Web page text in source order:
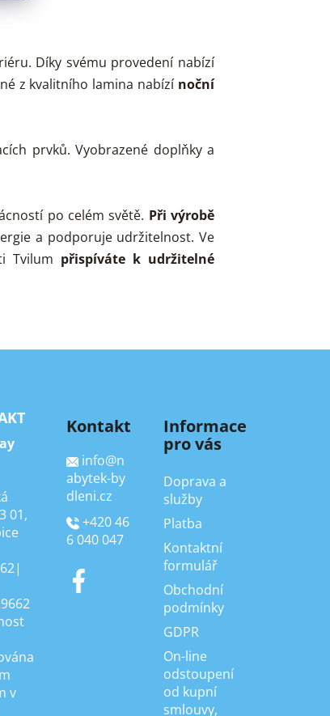
Díky svému provedení nabízí
z kvalitního lamina nabízí noční
prvků. Vyobrazené doplňky a
po celém světě. Při výrobě
a podporuje udržitelnost. Ve
Tvilum přispíváte k udržitelné
01,
v
Kontakt
info@n
abytek-by
dleni.cz
+420 46
6 040 047
Informace
pro vás
Doprava a
služby
Platba
Kontaktní
formulář
Obchodní
podmínky
GDPR
On-line
odstoupení
od kupní
smlouvy,